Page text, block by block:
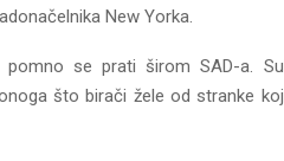
New Yorka.
se prati širom SAD-a.
što birači žele od stranke